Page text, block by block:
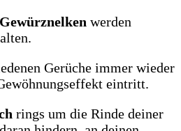
Gewürznelken werden
Gerüche immer wieder
eintritt.
rings um die Rinde deiner